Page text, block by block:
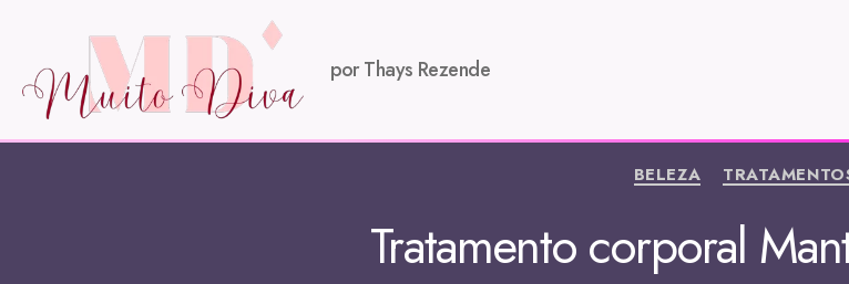
por Thays Rezende
BELEZA
Tratamento corporal